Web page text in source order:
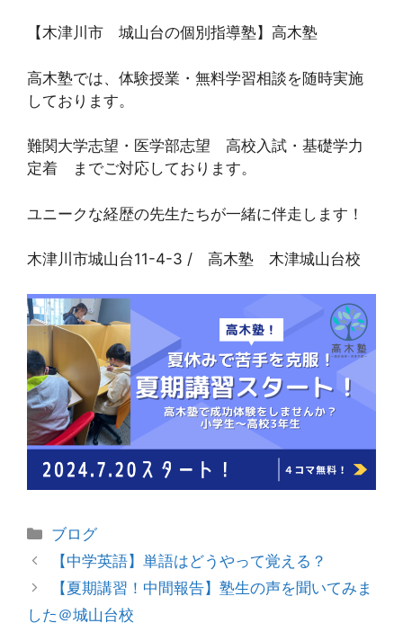
【木津川市 城山台の個別指導塾】高木塾
高木塾では、体験授業・無料学習相談を随時実施
しております。
難関大学志望・医学部志望 高校入試・基礎学力
定着 までご対応しております。
ユニークな経歴の先生たちが一緒に伴走します！
木津川市城山台11-4-3 / 高木塾 木津城山台校
カ
テ
リ
ブログ
投
稿
【中学英語】単語はどうやって覚える？
【夏期講習！中間報告】塾生の声を聞いてみま
した＠城山台校